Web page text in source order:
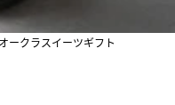
ークラスイーツギフト